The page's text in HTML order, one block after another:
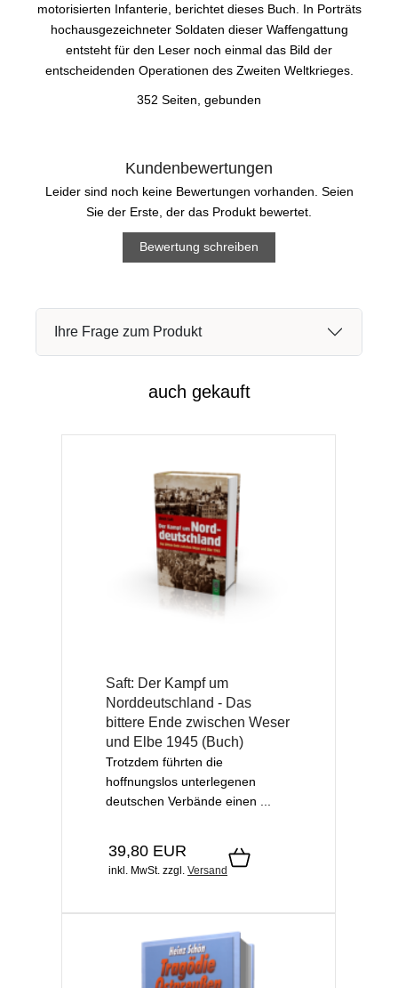
motorisierten Infanterie, berichtet dieses Buch. In Porträts
hochausgezeichneter Soldaten dieser Waffengattung
entsteht für den Leser noch einmal das Bild der
entscheidenden Operationen des Zweiten Weltkrieges.
352 Seiten, gebunden
Kundenbewertungen
Leider sind noch keine Bewertungen vorhanden. Seien
Sie der Erste, der das Produkt bewertet.
Bewertung schreiben
Ihre Frage zum Produkt
auch gekauft
Saft: Der Kampf um
Norddeutschland - Das
bittere Ende zwischen Weser
und Elbe 1945 (Buch)
Trotzdem führten die
hoffnungslos unterlegenen
deutschen Verbände einen ...
39,80 EUR
inkl. MwSt. zzgl. Versand